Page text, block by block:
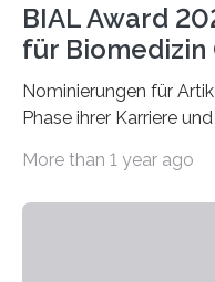
BIAL Award
für Biomedizin
Nominierungen für
Phase ihrer Karriere
Leben gerufen, um die
More than 1 year ago